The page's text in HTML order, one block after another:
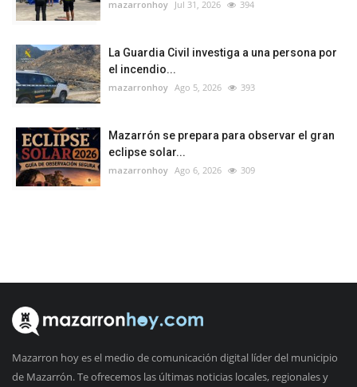
mazarronhoy Jul 31, 2026 394
La Guardia Civil investiga a una persona por
el incendio...
mazarronhoy Ago 5, 2026 393
Mazarrón se prepara para observar el gran
eclipse solar...
mazarronhoy Ago 6, 2026 309
Mazarron hoy es el medio de comunicación digital líder del municipio
de Mazarrón. Te ofrecemos las últimas noticias locales, regionales y